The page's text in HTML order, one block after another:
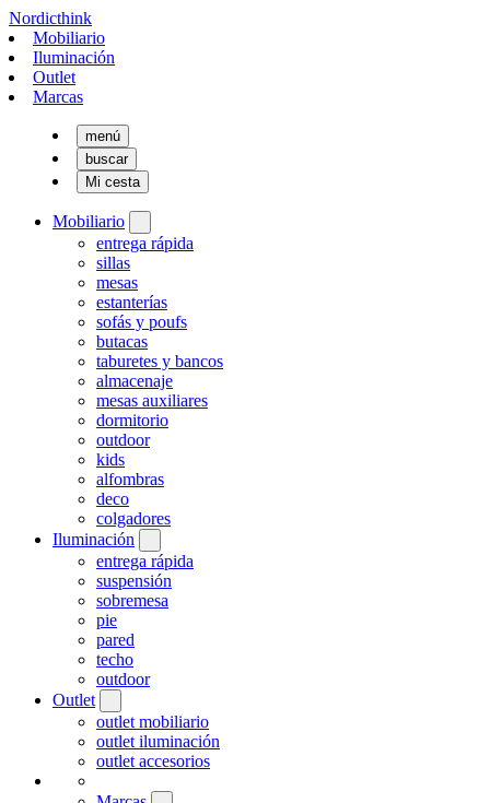
Nordicthink
Mobiliario
Iluminación
Outlet
Marcas
menú
buscar
Mi cesta
Mobiliario
entrega rápida
sillas
mesas
estanterías
sofás y poufs
butacas
taburetes y bancos
almacenaje
mesas auxiliares
dormitorio
outdoor
kids
alfombras
deco
colgadores
Iluminación
entrega rápida
suspensión
sobremesa
pie
pared
techo
outdoor
Outlet
outlet mobiliario
outlet iluminación
outlet accesorios